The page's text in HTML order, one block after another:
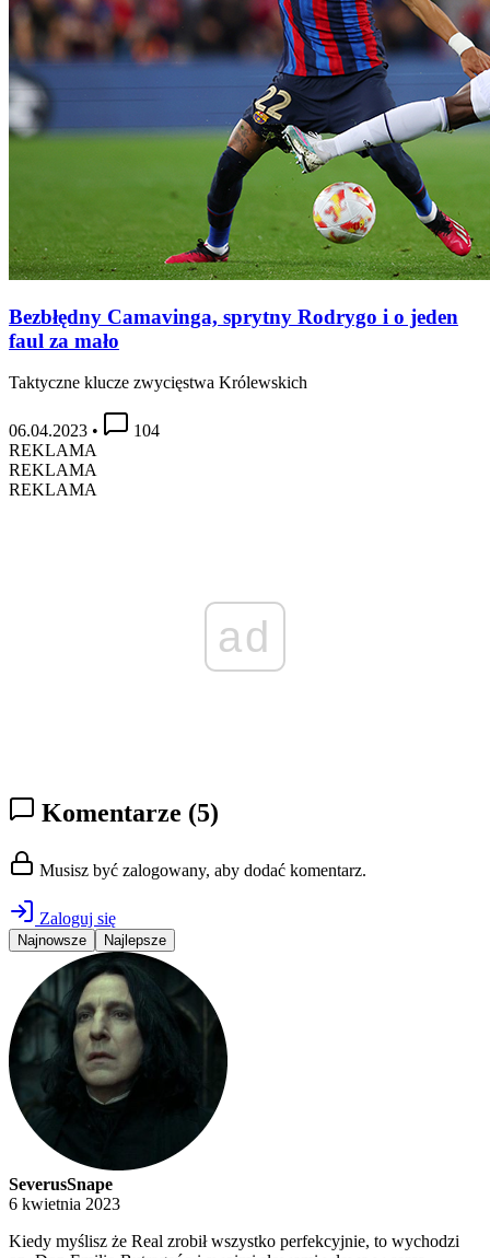
Bezbłędny Camavinga, sprytny Rodrygo i o jeden
faul za mało
Taktyczne klucze zwycięstwa Królewskich
06.04.2023 •
104
REKLAMA
REKLAMA
REKLAMA
ad
Komentarze (5)
Musisz być zalogowany, aby dodać komentarz.
Zaloguj się
Najnowsze Najlepsze
SeverusSnape
6 kwietnia 2023
Kiedy myślisz że Real zrobił wszystko perfekcyjnie, to wychodzi